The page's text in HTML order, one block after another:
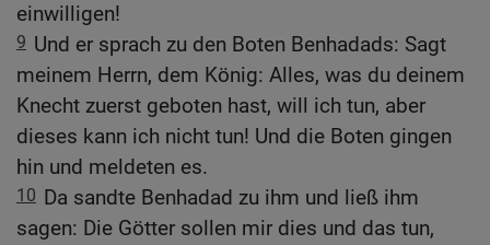
einwilligen!
9 Und er sprach zu den Boten Benhadads: Sagt
meinem Herrn, dem König: Alles, was du deinem
Knecht zuerst geboten hast, will ich tun, aber
dieses kann ich nicht tun! Und die Boten gingen
hin und meldeten es.
10 Da sandte Benhadad zu ihm und ließ ihm
sagen: Die Götter sollen mir dies und das tun,